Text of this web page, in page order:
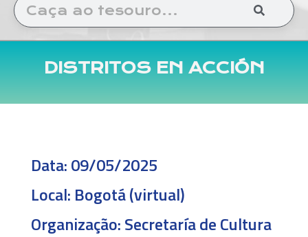
DISTRITOS EN ACCIÓN
Data:09/05/2025
Local: Bogotá (virtual)
Organização:Secretaría de Cultura